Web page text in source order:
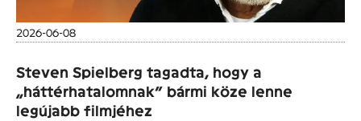
2026-06-08
Steven Spielberg tagadta, hogy a
„háttérhatalomnak” bármi köze lenne
legújabb filmjéhez